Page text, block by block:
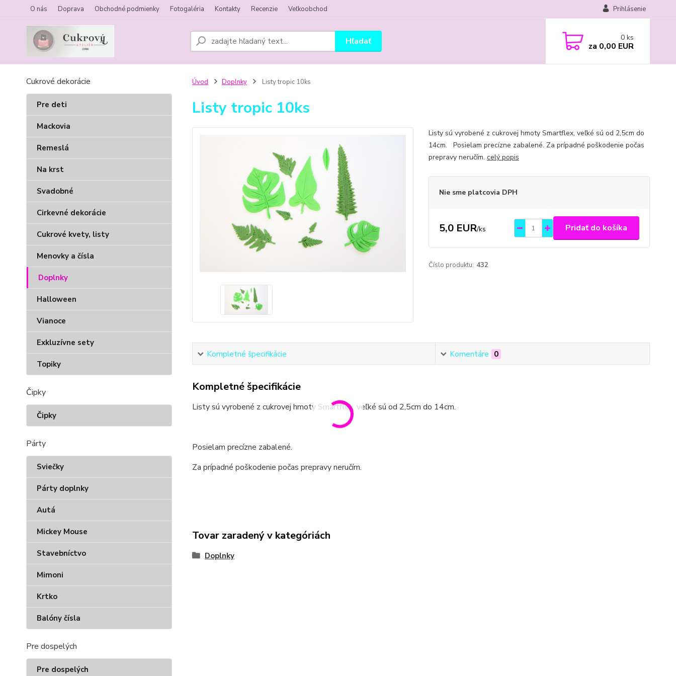
O nás Doprava Obchodné podmienky Fotogaléria Kontakty Recenzie Veľkoobchod Prihlásenie
Hľadať 0 ks
za 0,00 EUR
Cukrové dekorácie
Pre deti
Mackovia
Remeslá
Na krst
Svadobné
Cirkevné dekorácie
Cukrové kvety, listy
Menovky a čísla
Doplnky
Halloween
Vianoce
Exkluzívne sety
Topiky
Čipky
Čipky
Párty
Sviečky
Párty doplnky
Autá
Mickey Mouse
Stavebníctvo
Mimoni
Krtko
Balóny čísla
Pre dospelých
Pre dospelých
Úvod Doplnky Listy tropic 10ks
Listy tropic 10ks
Listy sú vyrobené z cukrovej hmoty Smartflex, veľké sú od 2,5cm do
14cm. Posielam precízne zabalené. Za prípadné poškodenie počas
prepravy neručím. celý popis
Nie sme platcovia DPH
5,0 EUR/ks Pridať do košíka
Číslo produktu: 432
Kompletné špecifikácie Komentáre 0
Kompletné špecifikácie
Listy sú vyrobené z cukrovej hmoty Smartflex, veľké sú od 2,5cm do 14cm.
Posielam precízne zabalené.
Za prípadné poškodenie počas prepravy neručím.
Tovar zaradený v kategóriách
Doplnky